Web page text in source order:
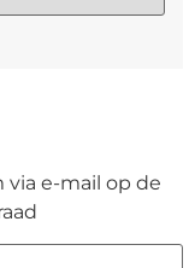
e-mail op de